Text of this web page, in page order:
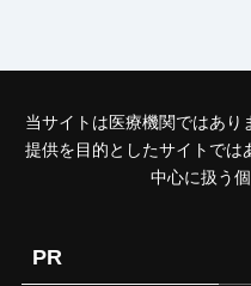
当サイトは医療機関ではあ
提供を目的としたサイトでは
中心に扱う
PR